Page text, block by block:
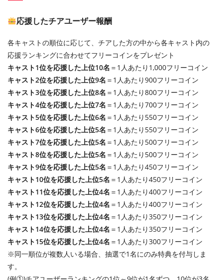
応援したチアユーザー報酬
各キャストの順位に応じて、チアした方の中から各キャスト内の
応援ランキングに合わせてフリーコインをプレゼント
キャスト1位を応援した上位10名 ＝1人あたり1,000フリーコイン
キャスト2位を応援した上位9名 ＝1人あたり900フリーコイン
キャスト3位を応援した上位8名 ＝1人あたり800フリーコイン
キャスト4位を応援した上位7名 ＝1人あたり700フリーコイン
キャスト5位を応援した上位6名 ＝1人あたり550フリーコイン
キャスト6位を応援した上位5名 ＝1人あたり550フリーコイン
キャスト7位を応援した上位5名 ＝1人あたり500フリーコイン
キャスト8位を応援した上位5名 ＝1人あたり500フリーコイン
キャスト9位を応援した上位5名 ＝1人あたり450フリーコイン
キャスト10位を応援した上位5名 ＝1人あたり450フリーコイン
キャスト11位を応援した上位4名 ＝1人あたり400フリーコイン
キャスト12位を応援した上位4名 ＝1人あたり400フリーコイン
キャスト13位を応援した上位4名 ＝1人あたり350フリーコイン
キャスト14位を応援した上位4名 ＝1人あたり350フリーコイン
キャスト15位を応援した上位4名 ＝1人あたり300フリーコイン
※同一順位が複数人いる場合、抽選で1名にのみ特典を付与しま
す。